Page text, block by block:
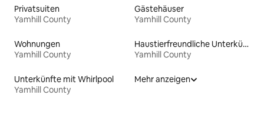
Privatsuiten
Yamhill County
Gästehäuser
Yamhill County
Wohnungen
Yamhill County
Haustierfreundliche Unterkünfte
Yamhill County
Unterkünfte mit Whirlpool
Yamhill County
Mehr anzeigen